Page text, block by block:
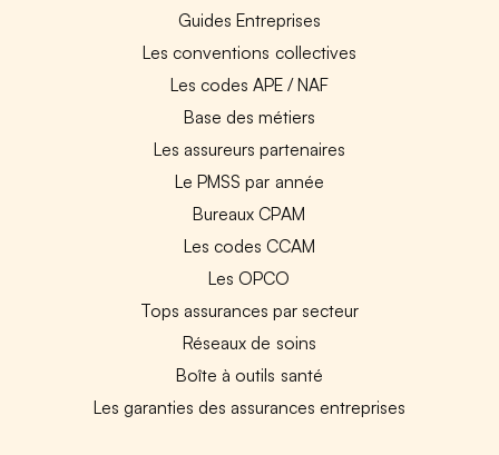
Guides Entreprises
Les conventions collectives
Les codes APE / NAF
Base des métiers
Les assureurs partenaires
Le PMSS par année
Bureaux CPAM
Les codes CCAM
Les OPCO
Tops assurances par secteur
Réseaux de soins
Boîte à outils santé
Les garanties des assurances entreprises